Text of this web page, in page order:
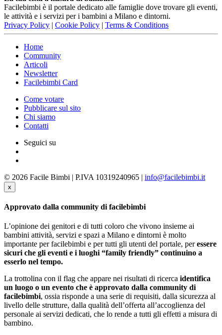
Facilebimbi è il portale dedicato alle famiglie dove trovare gli eventi,
le attività e i servizi per i bambini a Milano e dintorni.
Privacy Policy | Cookie Policy | Terms & Conditions
Home
Community
Articoli
Newsletter
Facilebimbi Card
Come votare
Pubblicare sul sito
Chi siamo
Contatti
Seguici su
© 2026 Facile Bimbi | P.IVA 10319240965 | info@facilebimbi.it
x
Approvato dalla community di facilebimbi
L’opinione dei genitori e di tutti coloro che vivono insieme ai
bambini attività, servizi e spazi a Milano e dintorni è molto
importante per facilebimbi e per tutti gli utenti del portale, peressere
sicuri che gli eventi e i luoghi “family friendly” continuino a
esserlo nel tempo.
La trottolina con il flag che appare nei risultati di ricerca identifica
un luogo o un evento che è approvato dalla community di
facilebimbi, ossia risponde a una serie di requisiti, dalla sicurezza al
livello delle strutture, dalla qualità dell’offerta all’accoglienza del
personale ai servizi dedicati, che lo rende a tutti gli effetti a misura di
bambino.